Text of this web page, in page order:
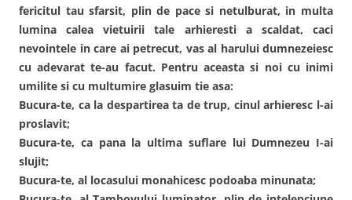
fericitul tau sfarsit, plin de pace si netulburat, in multa
lumina calea vietuirii tale arhieresti a scaldat, caci
nevointele in care ai petrecut, vas al harului dumnezeiesc
cu adevarat te-au facut. Pentru aceasta si noi cu inimi
umilite si cu multumire glasuim tie asa:
Bucura-te, ca la despartirea ta de trup, cinul arhieresc l-ai
proslavit;
Bucura-te, ca pana la ultima suflare lui Dumnezeu I-ai
slujit;
Bucura-te, al locasului monahicesc podoaba minunata;